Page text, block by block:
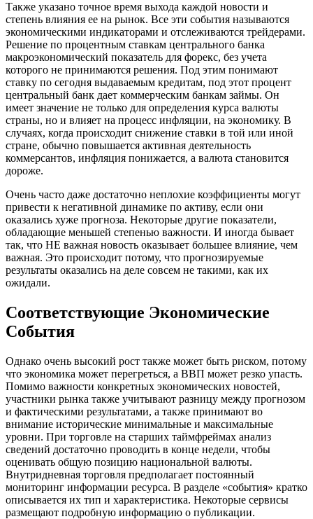
Также указано точное время выхода каждой новости и
степень влияния ее на рынок. Все эти события называются
экономическими индикаторами и отслеживаются трейдерами.
Решение по процентным ставкам центрального банка
макроэкономический показатель для форекс, без учета
которого не принимаются решения. Под этим понимают
ставку по сегодня выдаваемым кредитам, под этот процент
центральный банк дает коммерческим банкам займы. Он
имеет значение не только для определения курса валюты
страны, но и влияет на процесс инфляции, на экономику. В
случаях, когда происходит снижение ставки в той или иной
стране, обычно повышается активная деятельность
коммерсантов, инфляция понижается, а валюта становится
дороже.
Очень часто даже достаточно неплохие коэффициенты могут
привести к негативной динамике по активу, если они
оказались хуже прогноза. Некоторые другие показатели,
обладающие меньшей степенью важности. И иногда бывает
так, что НЕ важная новость оказывает большее влияние, чем
важная. Это происходит потому, что прогнозируемые
результаты оказались на деле совсем не такими, как их
ожидали.
Соответствующие Экономические
События
Однако очень высокий рост также может быть риском, потому
что экономика может перегреться, а ВВП может резко упасть.
Помимо важности конкретных экономических новостей,
участники рынка также учитывают разницу между прогнозом
и фактическими результатами, а также принимают во
внимание исторические минимальные и максимальные
уровни. При торговле на старших таймфреймах анализ
сведений достаточно проводить в конце недели, чтобы
оценивать общую позицию национальной валюты.
Внутридневная торговля предполагает постоянный
мониторинг информации ресурса. В разделе «события» кратко
описывается их тип и характеристика. Некоторые сервисы
размещают подробную информацию о публикации.